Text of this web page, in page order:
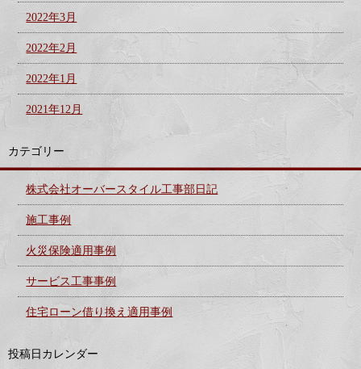
2022年3月
2022年2月
2022年1月
2021年12月
カテゴリー
株式会社オーバースタイル工事部日記
施工事例
火災保険適用事例
サービス工事事例
住宅ローン借り換え適用事例
投稿日カレンダー